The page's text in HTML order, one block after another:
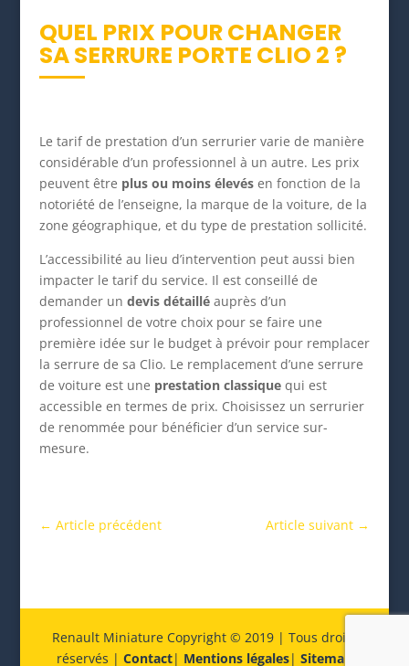
QUEL PRIX POUR CHANGER
SA SERRURE PORTE CLIO 2 ?
Le tarif de prestation d’un serrurier varie de manière
considérable d’un professionnel à un autre. Les prix
peuvent être plus ou moins élevésen fonction de la
notoriété de l’enseigne, la marque de la voiture, de la
zone géographique, et du type de prestation sollicité.
L’accessibilité au lieu d’intervention peut aussi bien
impacter le tarif du service. Il est conseillé de
demander un devis détailléauprès d’un
professionnel de votre choix pour se faire une
première idée sur le budget à prévoir pour remplacer
la serrure de sa Clio. Le remplacement d’une serrure
de voiture est une prestation classiquequi est
accessible en termes de prix. Choisissez un serrurier
de renommée pour bénéficier d’un service sur-
mesure.
← Article précédent Article suivant →
Renault Miniature Copyright © 2019 | Tous droits
réservés | Contact| Mentions légales| Sitemap